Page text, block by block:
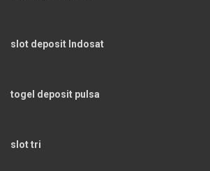
slot deposit Indosat
togel deposit pulsa
slot tri